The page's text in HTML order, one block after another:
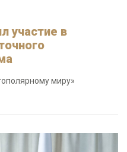
участие в
миру»